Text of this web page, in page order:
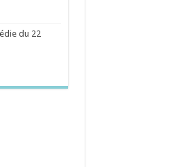
du 22